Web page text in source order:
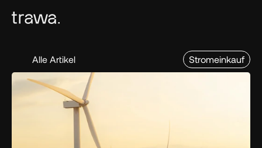
Alle Artikel Stromeinkauf